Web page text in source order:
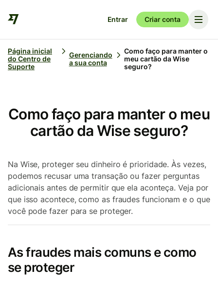
Entrar Criar conta
Página inicial
do Centro de
Suporte
Gerenciando
a sua conta
Como faço para manter o
meu cartão da Wise
seguro?
Como faço para manter o meu
cartão da Wise seguro?
Na Wise, proteger seu dinheiro é prioridade. Às vezes,
podemos recusar uma transação ou fazer perguntas
adicionais antes de permitir que ela aconteça. Veja por
que isso acontece, como as fraudes funcionam e o que
você pode fazer para se proteger.
As fraudes mais comuns e como
se proteger